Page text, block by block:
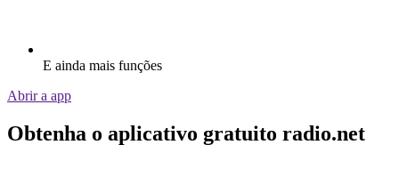
E ainda mais funções
Abrir a app
Obtenha o aplicativo gratuito radio.net